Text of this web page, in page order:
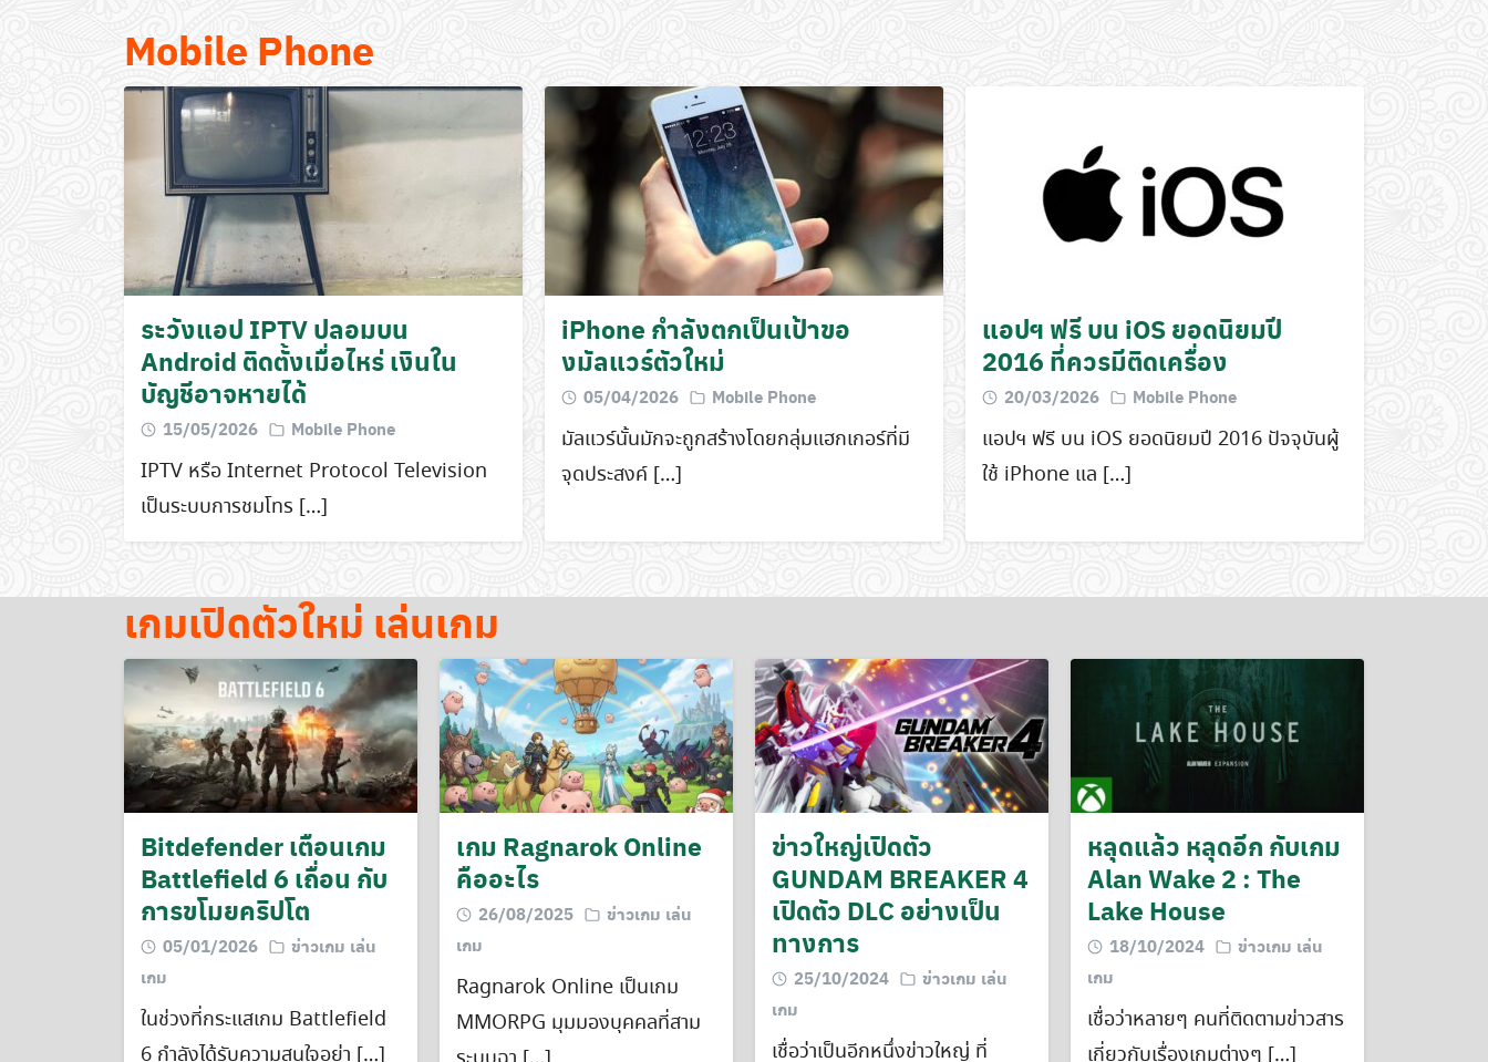
Search
for:
Mobile Phone
ระวังแอป IPTV ปลอมบน
Android ติดตั้งเมื่อไหร่ เงินใน
บัญชีอาจหายได้
15/05/2026 Mobile Phone
IPTV หรือ Internet Protocol Television
เป็นระบบการชมโทร […]
iPhone กำลังตกเป็นเป้าขอ
งมัลแวร์ตัวใหม่
05/04/2026 Mobile Phone
มัลแวร์นั้นมักจะถูกสร้างโดยกลุ่มแฮกเกอร์ที่มี
จุดประสงค์ […]
แอปฯ ฟรี บน iOS ยอดนิยมปี
2016 ที่ควรมีติดเครื่อง
20/03/2026 Mobile Phone
แอปฯ ฟรี บน iOS ยอดนิยมปี 2016 ปัจจุบันผู้
ใช้ iPhone แล […]
เกมเปิดตัวใหม่ เล่นเกม
Bitdefender เตือนเกม
Battlefield 6 เถื่อน กับ
การขโมยคริปโต
05/01/2026
ข่าวเกม เล่น
เกม
ในช่วงที่กระแสเกม Battlefield
6 กำลังได้รับความสนใจอย่า […]
เกม Ragnarok Online
คืออะไร
26/08/2025
ข่าวเกม เล่น
เกม
Ragnarok Online เป็นเกม
MMORPG มุมมองบุคคลที่สาม
ข่าวใหญ่เปิดตัว
GUNDAM BREAKER 4
เปิดตัว DLC อย่างเป็น
ทางการ
25/10/2024
ข่าวเกม เล่น
เกม
เชื่อว่าเป็นอีกหนึ่งข่าวใหญ่ ที่
หลุดแล้ว หลุดอีก กับเกม
Alan Wake 2 : The
Lake House
18/10/2024
ข่าวเกม เล่น
เกม
เชื่อว่าหลายๆ คนที่ติดตามข่าวสาร
เกี่ยวกับเรื่องเกมต่างๆ […]